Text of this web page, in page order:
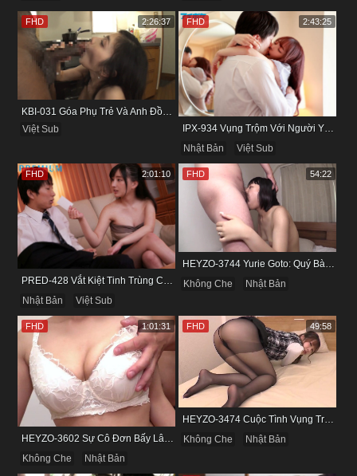
KBI-031 Góa Phụ Trẻ Và Anh Đồng Nghiệp Cũ
Việt Sub
FHD 2:26:37
IPX-934 Vụng Trộm Với Người Yêu Cũ Trong Khách Sạn
Nhật Bản
Việt Sub
FHD 2:43:25
PRED-428 Vắt Kiệt Tinh Trùng Của Bạn Trai Để Chừa Thói Lăng Nhăng
Nhật Bản
Việt Sub
FHD 2:01:10
HEYZO-3744 Yurie Goto: Quý Bà Dâm Phụ & Cơn Cuồng Si Mùi Buồi Khắm
Không Che
Nhật Bản
FHD 54:22
Không Che
Nhật Bản
FHD 1:01:31
Không Che
Nhật Bản
FHD 49:58